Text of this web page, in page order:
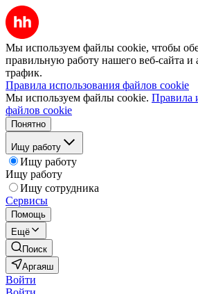
Мы используем файлы cookie, чтобы
правильную работу нашего веб-сайта и
трафик.
Правила использования файлов cookie
Мы используем файлы cookie. Правила
файлов cookie
Понятно
Ищу работу
Ищу работу
Ищу работу
Ищу сотрудника
Сервисы
Помощь
Ещё
Поиск
Аргаяш
Войти